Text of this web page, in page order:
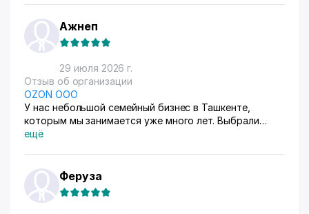
Ажнеп
29 июля 2026 г.
Отзыв об организации
OZON ООО
У нас небольшой семейный бизнес в Ташкенте,
которым мы занимается уже много лет. Выбрали
схему ФБС, для нашего Узбекистана это пока
приема. Покупатели из рахных стран берут, из
России особенно много, узбекский хлопок там
любят) За продажами следим через приложение, оно
ещё
Феруза